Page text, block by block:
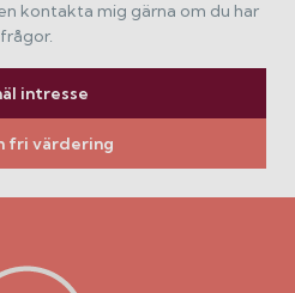
kontakta mig gärna om du har
frågor.
intresse
fri värdering